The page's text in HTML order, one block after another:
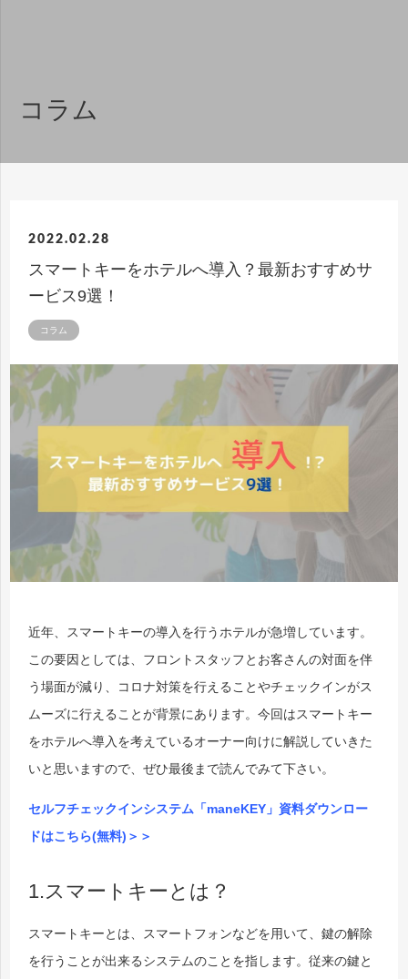
コラム
2022.02.28
スマートキーをホテルへ導入？最新おすすめサ
ービス9選！
コラム
近年、スマートキーの導入を行うホテルが急増しています。
この要因としては、フロントスタッフとお客さんの対面を伴
う場面が減り、コロナ対策を行えることやチェックインがス
ムーズに行えることが背景にあります。今回はスマートキー
をホテルへ導入を考えているオーナー向けに解説していきた
いと思いますので、ぜひ最後まで読んでみて下さい。
セルフチェックインシステム「maneKEY」資料ダウンロー
ドはこちら(無料)＞＞
1.スマートキーとは？
スマートキーとは、スマートフォンなどを用いて、鍵の解除
を行うことが出来るシステムのことを指します。従来の鍵と